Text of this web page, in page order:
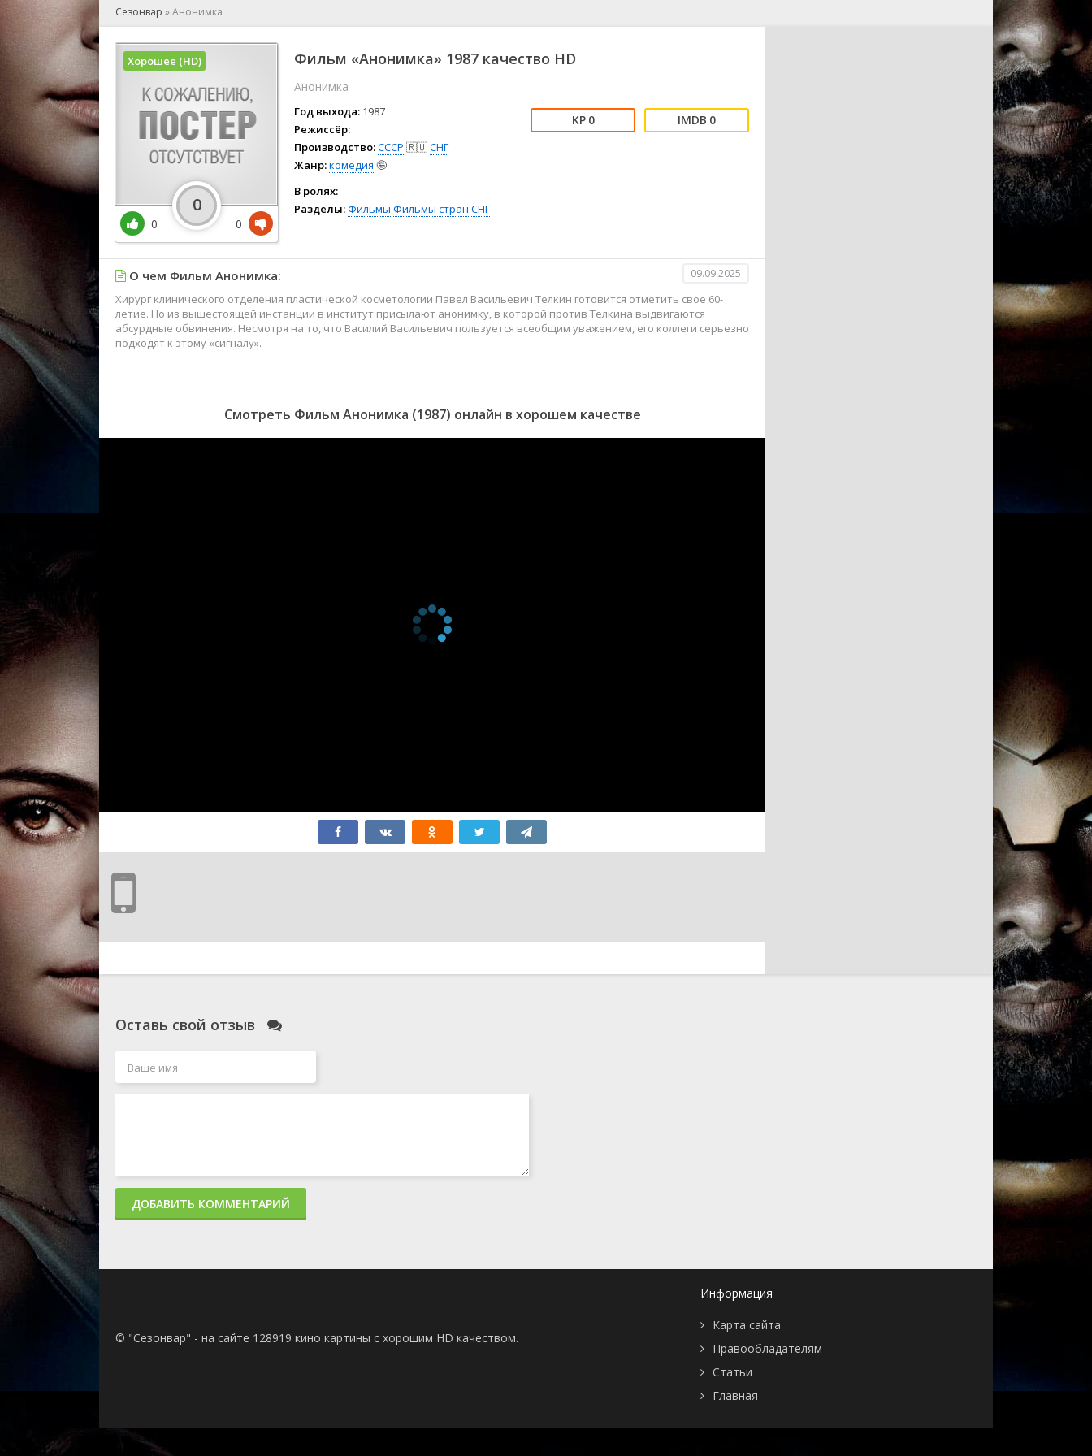
🕺 Мюзикл
👨‍💼 Новости
👨‍💻 Реальное тв
🎤 Ток-шоу
😱 Ужасы
🧙‍♀️ Фантастика
🤠 Фильм-нуар
🧝‍♂️ Фэнтези
🏅 Церемония
Сезонвар »Анонимка
Фильм «Анонимка» 1987 качество HD
Анонимка
Год выхода: 1987
Режиссёр:
Производство:СССР 🇷🇺СНГ
Жанр:комедия 🤪
0 0
В ролях:
Разделы:Фильмы Фильмы стран СНГ
Хорошее (HD)
0
0
0
О чем Фильм Анонимка: 09.09.2025
Хирург клинического отделения пластической косметологии Павел Васильевич Телкин готовится отметить свое 60-
летие. Но из вышестоящей инстанции в институт присылают анонимку, в которой против Телкина выдвигаются
абсурдные обвинения. Несмотря на то, что Василий Васильевич пользуется всеобщим уважением, его коллеги серьезно
подходят к этому «сигналу».
Смотреть Фильм Анонимка (1987) онлайн в хорошем качестве
Оставь свой отзыв
ДОБАВИТЬ КОММЕНТАРИЙ
© "Сезонвар" - на сайте 128919 кино картины с хорошим HD качеством.
Информация
Карта сайта
Правообладателям
Статьи
Главная